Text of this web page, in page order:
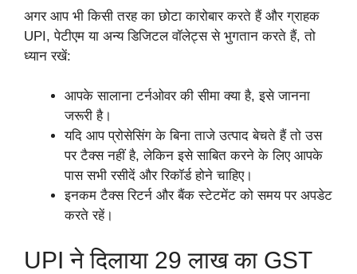
अगर आप भी किसी तरह का छोटा कारोबार करते हैं और ग्राहक
UPI, पेटीएम या अन्य डिजिटल वॉलेट्स से भुगतान करते हैं, तो
ध्यान रखें:
आपके सालाना टर्नओवर की सीमा क्या है, इसे जानना
जरूरी है।
यदि आप प्रोसेसिंग के बिना ताजे उत्पाद बेचते हैं तो उस
पर टैक्स नहीं है, लेकिन इसे साबित करने के लिए आपके
पास सभी रसीदें और रिकॉर्ड होने चाहिए।
इनकम टैक्स रिटर्न और बैंक स्टेटमेंट को समय पर अपडेट
करते रहें।
UPI ने दिलाया 29 लाख का GST